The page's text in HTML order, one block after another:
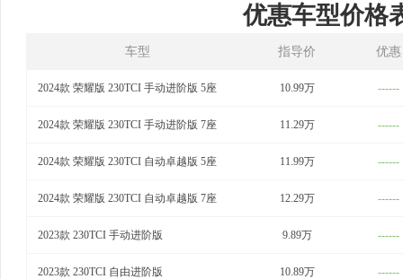
优惠车型价格
车型 指导价 优惠
2024款 荣耀版 230TCI 手动进阶版 5座 10.99万 ------
2024款 荣耀版 230TCI 手动进阶版 7座 11.29万 ------
2024款 荣耀版 230TCI 自动卓越版 5座 11.99万 ------
2024款 荣耀版 230TCI 自动卓越版 7座 12.29万 ------
2023款 230TCI 手动进阶版 9.89万 ------
2023款 230TCI 自由进阶版 10.89万 ------